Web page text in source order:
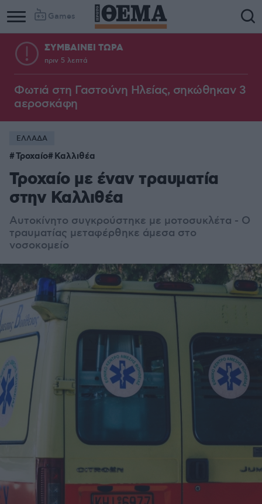
Games
ΣΥΜΒΑΙΝΕΙ ΤΩΡΑ
πριν 5 λεπτά
Φωτιά στη Γαστούνη Ηλείας, σηκώθηκαν 3
αεροσκάφη
ΕΛΛΑΔΑ
Τροχαίο Καλλιθέα
Τροχαίο με έναν τραυματία
στην Καλλιθέα
Αυτοκίνητο συγκρούστηκε με μοτοσυκλέτα - Ο
τραυματίας μεταφέρθηκε άμεσα στο
νοσοκομείο